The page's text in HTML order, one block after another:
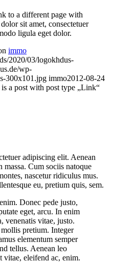
to a different page with
sit amet, consectetuer
ligula eget dolor.
immo
2020/03/logokhdus-
wp-
300x101.jpg immo2012-08-24
a post with post type „Link“
adipiscing elit. Aenean
Cum sociis natoque
nascetur ridiculus mus.
eu, pretium quis, sem.
Donec pede justo,
eget, arcu. In enim
venenatis vitae, justo.
pretium. Integer
elementum semper
tellus. Aenean leo
vitae, eleifend ac, enim.